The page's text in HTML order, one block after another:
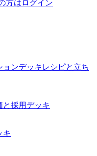
方はログイン
ンデッキレシピと立ち
採用デッキ
キ